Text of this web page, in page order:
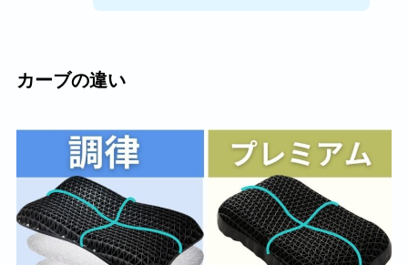
カーブの違い